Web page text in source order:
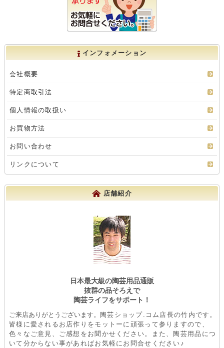
インフォメーション
会社概要
特定商取引法
個人情報の取扱い
お買物方法
お問い合わせ
リンクについて
店舗紹介
日本最大級の陶芸用品通販
抜群の品そろえで
陶芸ライフをサポート！
ご来店ありがとうございます。 陶芸ショップ.コム店長の竹内です。
皆様に愛されるお店作りをモットーに頑張って参りますので、
色々なご意見、ご感想をお聞かせください。また、陶芸用品につ
いて分からない事があればお気軽にお問合せください♪